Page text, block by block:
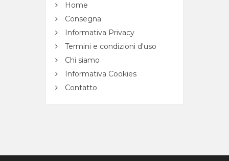
Home
Consegna
Informativa Privacy
Termini e condizioni d'uso
Chi siamo
Informativa Cookies
Contatto